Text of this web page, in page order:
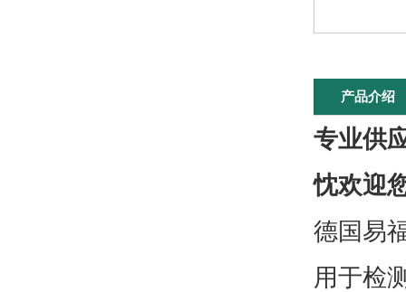
产品介绍
专业供
忱欢迎
德国易
用于检